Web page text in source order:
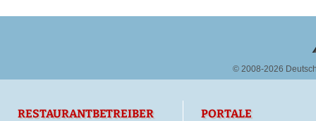
© 2008-2026
RESTAURANTBETREIBER PORTALE